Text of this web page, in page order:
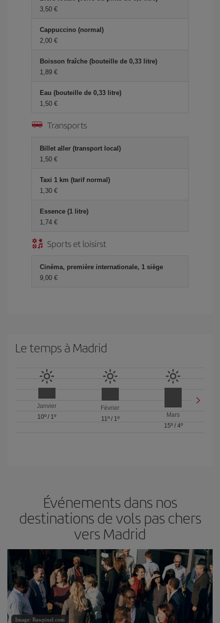
3,50 €
Cappuccino (normal)
2,00 €
Boisson fraîche (bouteille de 0,33 litre)
1,89 €
Eau (bouteille de 0,33 litre)
1,50 €
Transports
Billet aller (transport local)
1,50 €
Taxi 1 km (tarif normal)
1,30 €
Essence (1 litre)
1,74 €
Sports et loisirst
Cinéma, première internationale, 1 siège
9,00 €
Le temps à Madrid
Janvier
10º / 1º
Février
11º/ 1º
Mars
15º/ 4º
Événements dans nos
destinations de vols pas chers
vers Madrid
Image: Rawpixel.com